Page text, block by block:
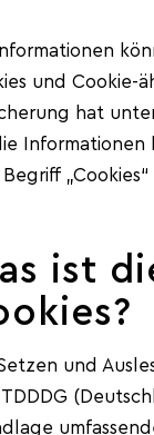
und Cookie-
hat
ist
und